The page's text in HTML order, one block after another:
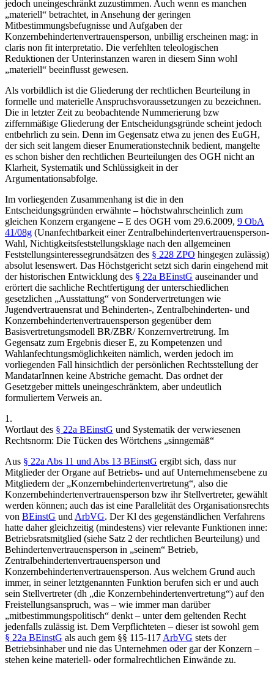
jedoch uneingeschränkt zuzustimmen. Auch wenn es manchen
„materiell“ betrachtet, in Ansehung der geringen
Mitbestimmungsbefugnisse und Aufgaben der
Konzernbehindertenvertrauensperson, unbillig erscheinen mag: in
claris non fit interpretatio. Die verfehlten teleologischen
Reduktionen der Unterinstanzen waren in diesem Sinn wohl
„materiell“ beeinflusst gewesen.
Als vorbildlich ist die Gliederung der rechtlichen Beurteilung in
formelle und materielle Anspruchsvoraussetzungen zu bezeichnen.
Die in letzter Zeit zu beobachtende Nummerierung bzw
ziffernmäßige Gliederung der Entscheidungsgründe scheint jedoch
entbehrlich zu sein. Denn im Gegensatz etwa zu jenen des EuGH,
der sich seit langem dieser Enumerationstechnik bedient, mangelte
es schon bisher den rechtlichen Beurteilungen des OGH nicht an
Klarheit, Systematik und Schlüssigkeit in der
Argumentationsabfolge.
Im vorliegenden Zusammenhang ist die in den
Entscheidungsgründen erwähnte – höchstwahrscheinlich zum
gleichen Konzern ergangene – E des OGH vom 29.6.2009, 9 ObA
41/08g (Unanfechtbarkeit einer Zentralbehindertenvertrauensperson-
Wahl, Nichtigkeitsfeststellungsklage nach den allgemeinen
Feststellungsinteressegrundsätzen des § 228 ZPO hingegen zulässig)
absolut lesenswert. Das Höchstgericht setzt sich darin eingehend mit
der historischen Entwicklung des § 22a BEinstG auseinander und
erörtert die sachliche Rechtfertigung der unterschiedlichen
gesetzlichen „Ausstattung“ von Sondervertretungen wie
Jugendvertrauensrat und Behinderten-, Zentralbehinderten- und
Konzernbehindertenvertrauensperson gegenüber dem
Basisvertretungsmodell BR/ZBR/ Konzernvertretrung. Im
Gegensatz zum Ergebnis dieser E, zu Kompetenzen und
Wahlanfechtungsmöglichkeiten nämlich, werden jedoch im
vorliegenden Fall hinsichtlich der persönlichen Rechtsstellung der
MandatarInnen keine Abstriche gemacht. Das ordnet der
Gesetzgeber mittels uneingeschränktem, aber undeutlich
formuliertem Verweis an.
1.
Wortlaut des § 22a BEinstG und Systematik der verwiesenen
Rechtsnorm: Die Tücken des Wörtchens „sinngemäß“
Aus § 22a Abs 11 und Abs 13 BEinstG ergibt sich, dass nur
Mitglieder der Organe auf Betriebs- und auf Unternehmensebene zu
Mitgliedern der „Konzernbehindertenvertretung“, also die
Konzernbehindertenvertrauensperson bzw ihr Stellvertreter, gewählt
werden können; auch das ist eine Parallelität des Organisationsrechts
von BEinstG und ArbVG. Der Kl des gegenständlichen Verfahrens
hatte daher gleichzeitig (mindestens) vier relevante Funktionen inne:
Betriebsratsmitglied (siehe Satz 2 der rechtlichen Beurteilung) und
Behindertenvertrauensperson in „seinem“ Betrieb,
Zentralbehindertenvertrauensperson und
Konzernbehindertenvertrauensperson. Aus welchem Grund auch
immer, in seiner letztgenannten Funktion berufen sich er und auch
sein Stellvertreter (dh „die Konzernbehindertenvertretung“) auf den
Freistellungsanspruch, was – wie immer man darüber
„mitbestimmungspolitisch“ denkt – unter dem geltenden Recht
jedenfalls zulässig ist. Dem Verpflichteten – dieser ist sowohl gem
§ 22a BEinstG als auch gem §§ 115-117 ArbVG stets der
Betriebsinhaberund nie das Unternehmen oder gar der Konzern –
stehen keine materiell- oder formalrechtlichen Einwände zu.